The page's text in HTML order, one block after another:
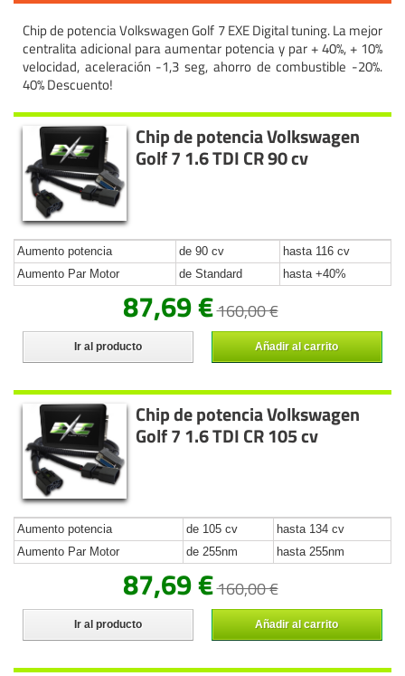
Chip de potencia Volkswagen Golf 7 EXE Digital tuning. La mejor
centralita adicional para aumentar potencia y par + 40%, + 10%
velocidad, aceleración -1,3 seg, ahorro de combustible -20%.
40% Descuento!
Chip de potencia Volkswagen
Golf 7 1.6 TDI CR 90 cv
Aumento potencia de 90 cv
hasta 116 cv
Aumento Par Motor
de Standard hasta +40%
87,69 €160,00 €
Ir al producto Añadir al carrito
Chip de potencia Volkswagen
Golf 7 1.6 TDI CR 105 cv
Aumento potencia de 105 cv
hasta 134 cv
Aumento Par Motor
de 255nm hasta 255nm
87,69 €160,00 €
Ir al producto Añadir al carrito